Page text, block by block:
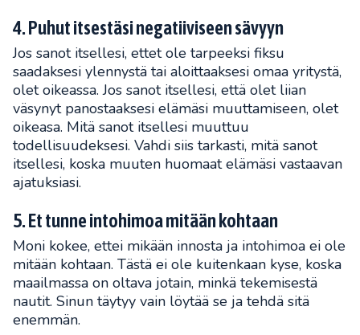
4. Puhut itsestäsi negatiiviseen sävyyn
Jos sanot itsellesi, ettet ole tarpeeksi fiksu
saadaksesi ylennystä tai aloittaaksesi omaa yritystä,
olet oikeassa. Jos sanot itsellesi, että olet liian
väsynyt panostaaksesi elämäsi muuttamiseen, olet
oikeasa. Mitä sanot itsellesi muuttuu
todellisuudeksesi. Vahdi siis tarkasti, mitä sanot
itsellesi, koska muuten huomaat elämäsi vastaavan
ajatuksiasi.
5. Et tunne intohimoa mitään kohtaan
Moni kokee, ettei mikään innosta ja intohimoa ei ole
mitään kohtaan. Tästä ei ole kuitenkaan kyse, koska
maailmassa on oltava jotain, minkä tekemisestä
nautit. Sinun täytyy vain löytää se ja tehdä sitä
enemmän.